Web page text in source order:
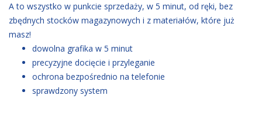
A to wszystko w punkcie sprzedaży, w 5 minut, od ręki, bez
zbędnych stocków magazynowych i z materiałów, które już
masz!
dowolna grafika w 5 minut
precyzyjne docięcie i przyleganie
ochrona bezpośrednio na telefonie
sprawdzony system